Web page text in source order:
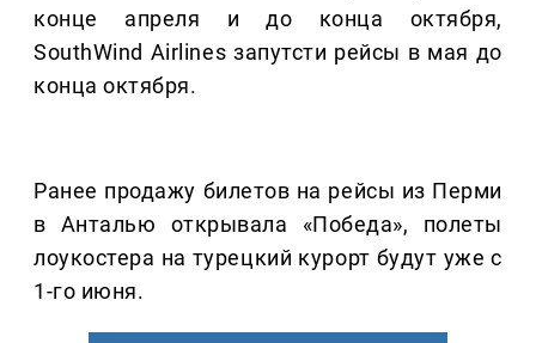
конце апреля и до конца октября,
SouthWind Airlines запутсти рейсы в мая до
конца октября.
Ранее продажу билетов на рейсы из Перми
в Анталью открывала «Победа», полеты
лоукостера на турецкий курорт будут уже с
1-го июня.